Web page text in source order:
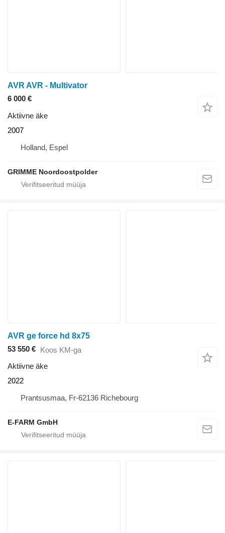
AVR AVR - Multivator
6 000 €
Aktiivne äke
2007
Holland, Espel
GRIMME Noordoostpolder
AVR ge force hd 8x75
53 550 € Koos KM-ga
Aktiivne äke
2022
Prantsusmaa, Fr-62136 Richebourg
E-FARM GmbH